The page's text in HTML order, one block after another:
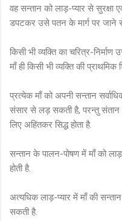
वह सन्तान को लाड़-प्यार से सुरक्षा
डपटकर उसे पतन के मार्ग पर जाने से
किसी भी व्यक्ति का चरित्र-निर्माण
माँ ही किसी भी व्यक्ति की प्राथमिक
प्रत्येक माँ को अपनी सन्तान
संसार से लड़ सकती है, परन्तु संतान
लिए अहितकर सिद्ध होता है.
सन्तान के पालन-पोषण में माँ को
होती है.
अत्यधिक लाड़-प्यार में माँ की
सकती है.